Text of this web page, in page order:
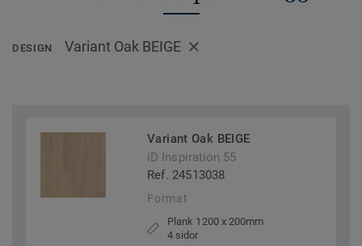
DESIGN Variant Oak BEIGE
Variant Oak BEIGE
iD Inspiration 55
Ref. 24513038
Format
Plank 1200 x 200mm
4 sidor